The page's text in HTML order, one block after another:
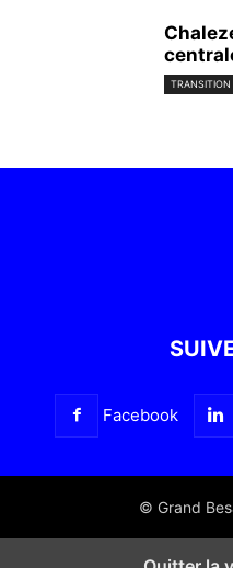
TRANSITION
Facebook
© Grand